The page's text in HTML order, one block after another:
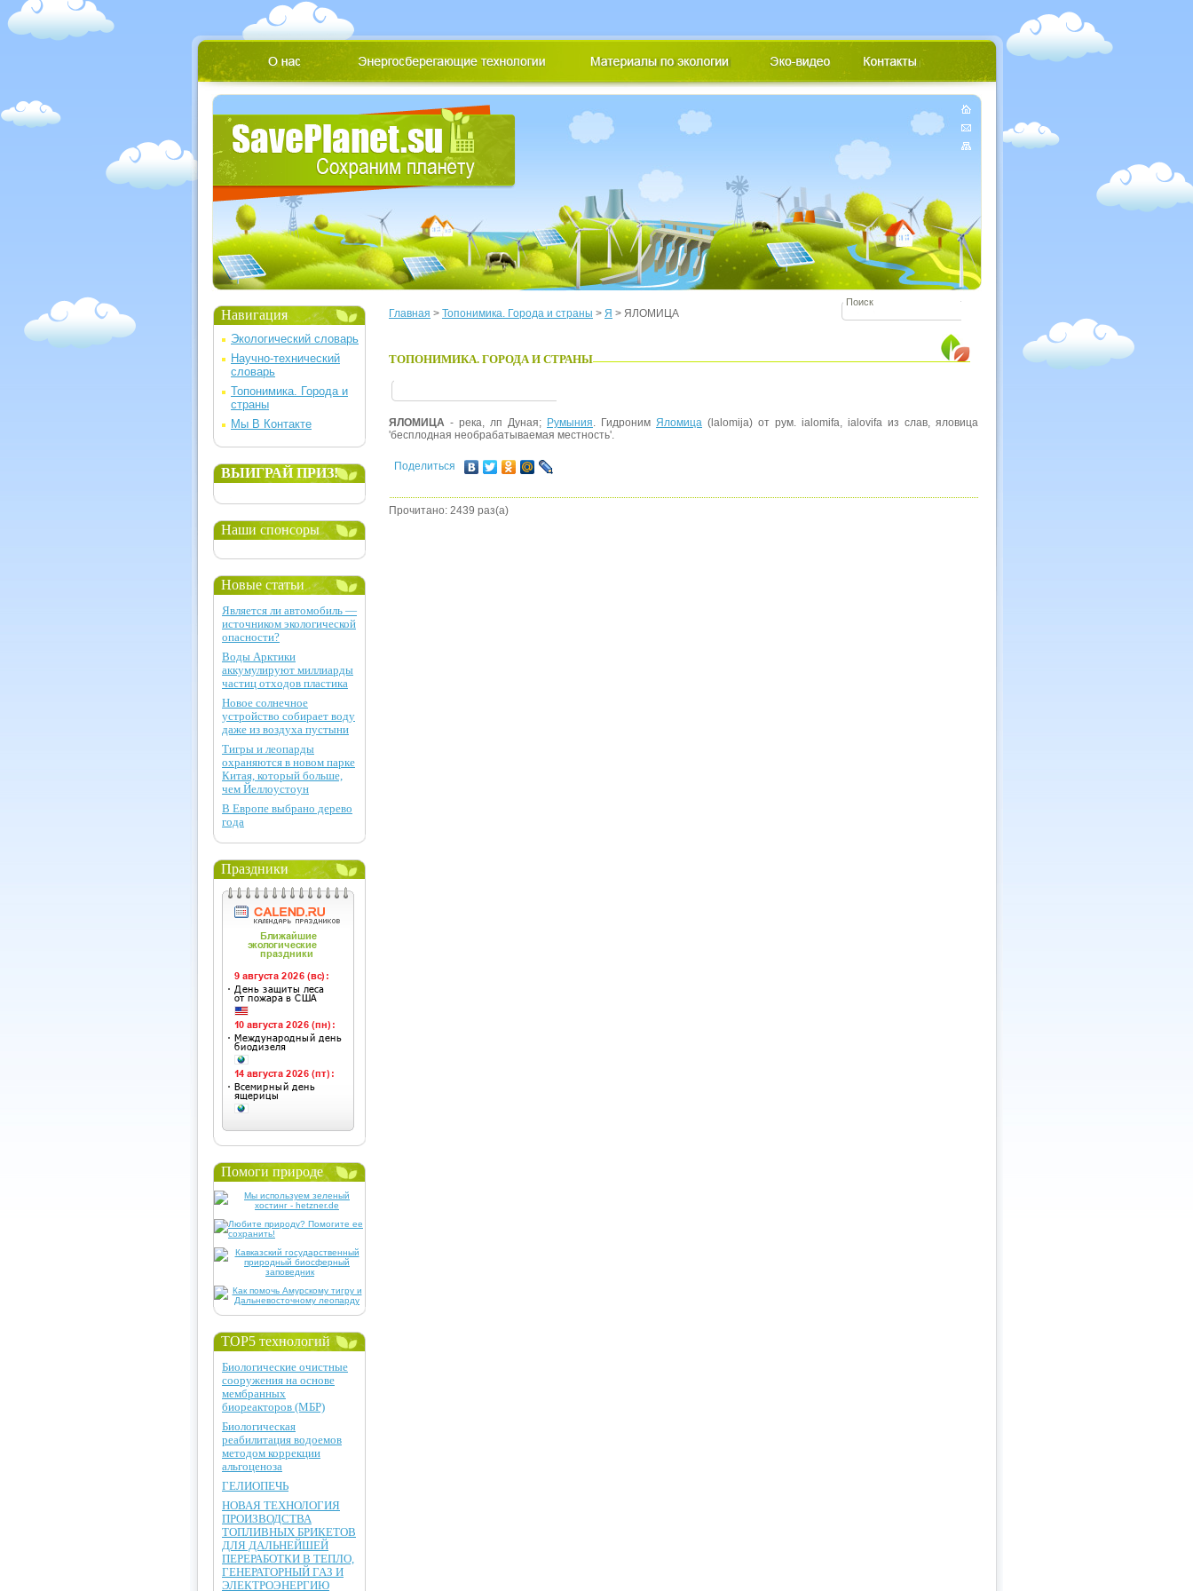
Главная > Топонимика. Города и страны > Я > ЯЛОМИЦА
ТОПОНИМИКА. ГОРОДА И СТРАНЫ
ЯЛОМИЦА - река, лп Дуная; Румыния. Гидроним Яломица (lalomija) от рум. ialomifa, ialovifa из слав, яловица
'бесплодная необрабатываемая местность'.
Поделиться
Прочитано: 2439 раз(а)
Навигация
Экологический словарь
Научно-технический
словарь
Топонимика. Города и
страны
Мы В Контакте
ВЫИГРАЙ ПРИЗ!
Наши спонсоры
Новые статьи
Является ли автомобиль —
источником экологической
опасности?
Воды Арктики
аккумулируют миллиарды
частиц отходов пластика
Новое солнечное
устройство собирает воду
даже из воздуха пустыни
Тигры и леопарды
охраняются в новом парке
Китая, который больше,
чем Йеллоустоун
В Европе выбрано дерево
года
Праздники
Помоги природе
TOP5 технологий
Биологические очистные
сооружения на основе
мембранных
биореакторов (МБР)
Биологическая
реабилитация водоемов
методом коррекции
альгоценоза
ГЕЛИОПЕЧЬ
НОВАЯ ТЕХНОЛОГИЯ
ПРОИЗВОДСТВА
ТОПЛИВНЫХ БРИКЕТОВ
ДЛЯ ДАЛЬНЕЙШЕЙ
ПЕРЕРАБОТКИ В ТЕПЛО,
ГЕНЕРАТОРНЫЙ ГАЗ И
ЭЛЕКТРОЭНЕРГИЮ